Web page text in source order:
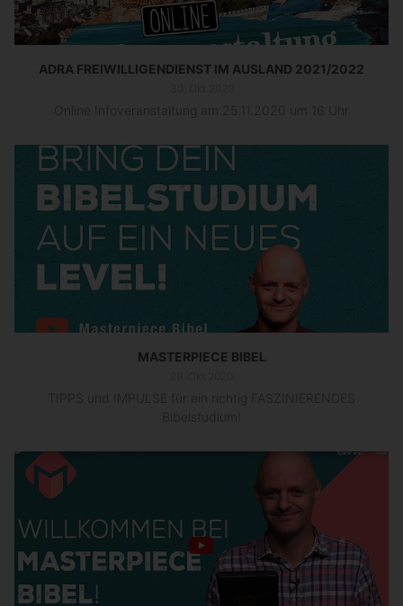
ADRA FREIWILLIGENDIENST IM AUSLAND 2021/2022
Online Infoveranstaltung am 25.11.2020 um 16 Uhr
MASTERPIECE BIBEL
TIPPS und IMPULSE für ein richtig FASZINIERENDES
Bibelstudium!